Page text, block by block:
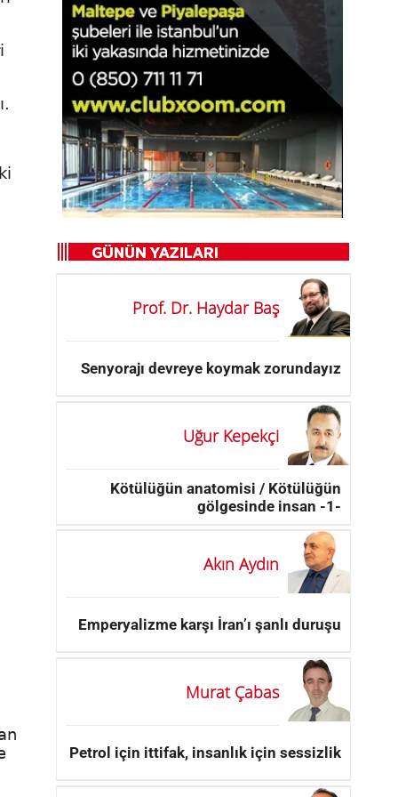
Prof. Dr. Haydar Baş
Senyorajı devreye koymak zorundayız
Uğur Kepekçi
Kötülüğün anatomisi / Kötülüğün
gölgesinde insan -1-
Akın Aydın
Emperyalizme karşı İran’ı şanlı duruşu
Murat Çabas
Petrol için ittifak, insanlık için sessizlik